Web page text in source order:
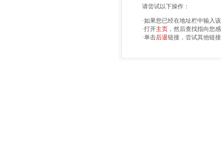
请尝试以下操作：
·如果您已经在地址栏中输入
·打开主页 ，然后查找指向您
·单击后退链接，尝试其他链